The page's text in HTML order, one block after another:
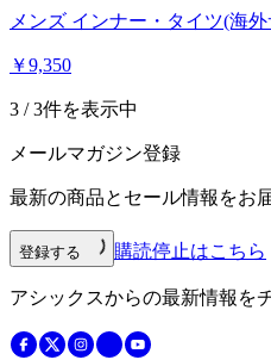
メンズ インナー・タイツ(海外
￥9,350
3 / 3件を表示中
メールマガジン登録
最新の商品とセール情報をお
登録する 購読停止はこちら
アシックスからの最新情報を